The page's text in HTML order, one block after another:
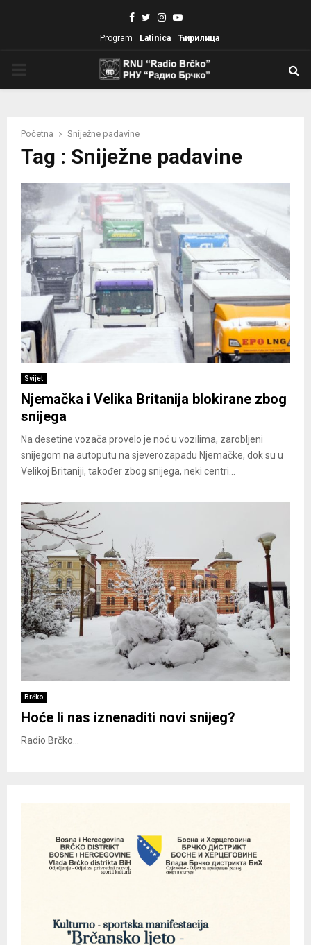
Facebook
TwitterInstagram
Youtube
Program Latinica Ћирилица
Početna Sniježne padavine
Tag : Sniježne padavine
Svijet
Njemačka i Velika Britanija blokirane zbog
snijega
Na desetine vozača provelo je noć u vozilima, zarobljeni
snijegom na autoputu na sjeverozapadu Njemačke, dok su u
Velikoj Britaniji, također zbog snijega, neki centri...
Brčko
Hoće li nas iznenaditi novi snijeg?
Radio Brčko...